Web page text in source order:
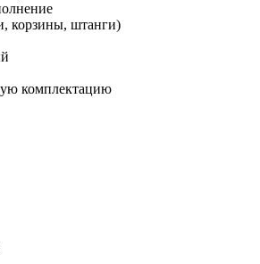
корзины, штанги)
комплектацию